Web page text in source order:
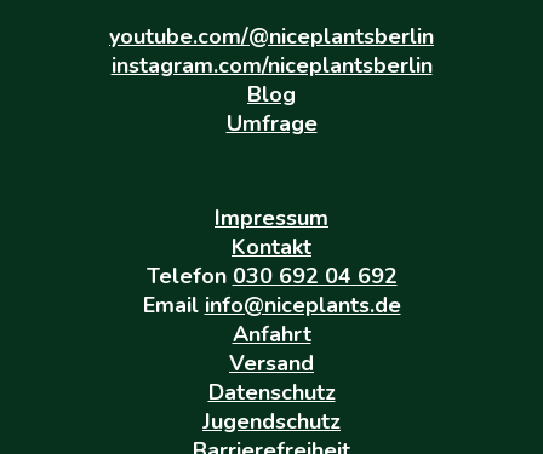
youtube.com/@niceplantsberlin
instagram.com/niceplantsberlin
Blog
Umfrage
Impressum
Kontakt
Telefon 030 692 04 692
Email info@niceplants.de
Anfahrt
Versand
Datenschutz
Jugendschutz